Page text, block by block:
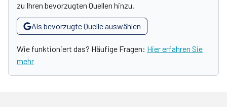
zu Ihren bevorzugten Quellen hinzu.
Als bevorzugte Quelle auswählen
Wie funktioniert das? Häufige Fragen: Hier erfahren Sie
mehr